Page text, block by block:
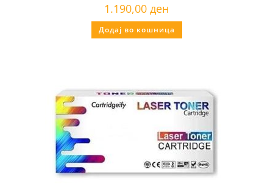
1.190,00 ден
Додај во кошница